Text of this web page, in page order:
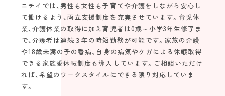
ニチイでは、男性も女性も子育てや介護をしながら安心し
て働けるよう、両立支援制度を充実させています。育児休
業、介護休業の取得に加え育児者は0歳～小学3年生修了ま
で、介護者は連続３年の時短勤務が可能です。家族の介護
や18歳未満の子の看病、自身の病気やケガによる休暇取得
できる家族愛休暇制度も導入しています。ご相談いただけ
れば、希望のワークスタイルにできる限り対応していま
す。